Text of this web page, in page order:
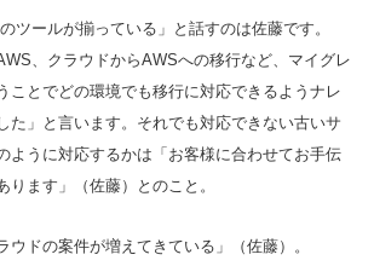
ツールが揃っている」と話すのは佐藤です。
、クラウドからAWSへの移行など、マイグレ
ことでどの環境でも移行に対応できるようナレ
た」と言います。それでも対応できない古いサ
ように対応するかは「お客様に合わせてお手伝
ります」（佐藤）とのこと。
ウドの案件が増えてきている」（佐藤）。